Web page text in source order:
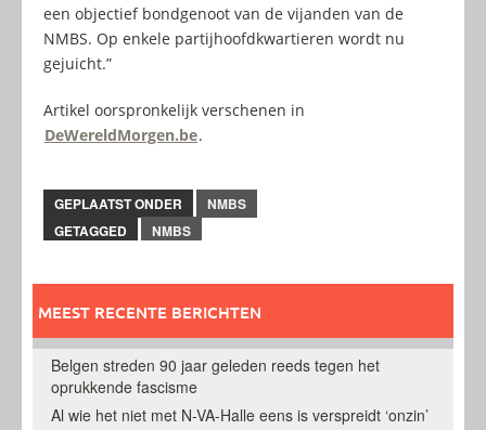
een objectief bondgenoot van de vijanden van de
NMBS. Op enkele partijhoofdkwartieren wordt nu
gejuicht.”
Artikel oorspronkelijk verschenen in
DeWereldMorgen.be.
GEPLAATST ONDER
NMBS
GETAGGED
NMBS
MEEST RECENTE BERICHTEN
Belgen streden 90 jaar geleden reeds tegen het
oprukkende fascisme
Al wie het niet met N-VA-Halle eens is verspreidt ‘onzin’